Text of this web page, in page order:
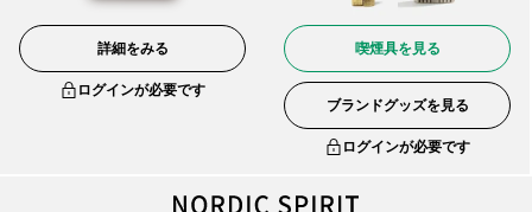
詳細をみる
ログインが必要です
喫煙具を見る
ブランドグッズを見る
ログインが必要です